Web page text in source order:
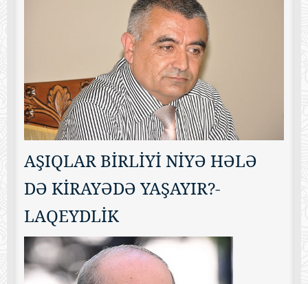
AŞIQLAR BİRLİYİ NİYƏ HƏLƏ
DƏ KİRAYƏDƏ YAŞAYIR?-
LAQEYDLİK